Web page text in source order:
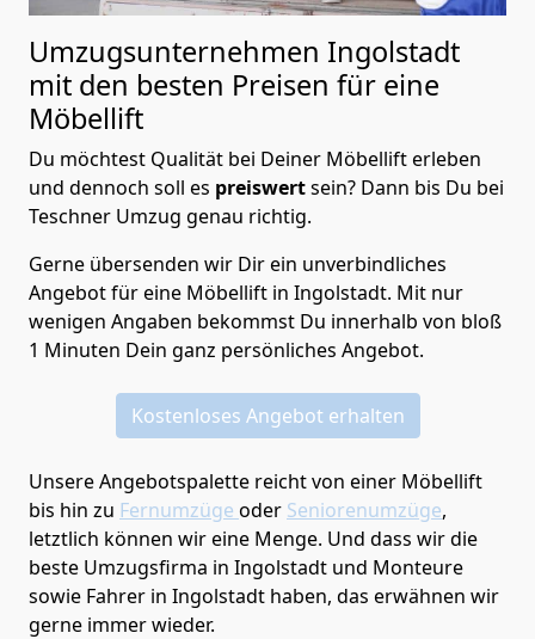
Umzugsunternehmen Ingolstadt
mit den besten Preisen für eine
Möbellift
Du möchtest Qualität bei Deiner Möbellift erleben
und dennoch soll es preiswertsein? Dann bis Du bei
Teschner Umzug genau richtig.
Gerne übersenden wir Dir ein unverbindliches
Angebot für eine Möbellift in Ingolstadt. Mit nur
wenigen Angaben bekommst Du innerhalb von bloß
1 Minuten Dein ganz persönliches Angebot.
Kostenloses Angebot erhalten
Unsere Angebotspalette reicht von einer Möbellift
bis hin zu Fernumzüge oder Seniorenumzüge,
letztlich können wir eine Menge. Und dass wir die
beste Umzugsfirma in Ingolstadt und Monteure
sowie Fahrer in Ingolstadt haben, das erwähnen wir
gerne immer wieder.